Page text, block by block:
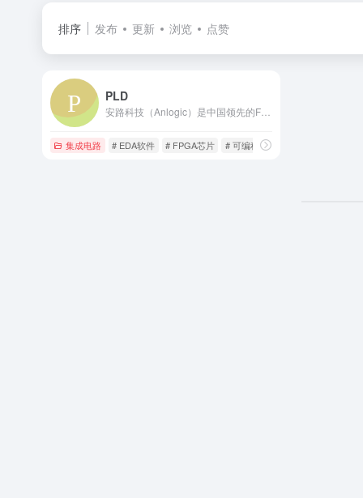
排序 发布 更新 浏览 点赞
PLD
集成电路 # EDA软件 # FPGA芯片 # 可编程逻辑器件